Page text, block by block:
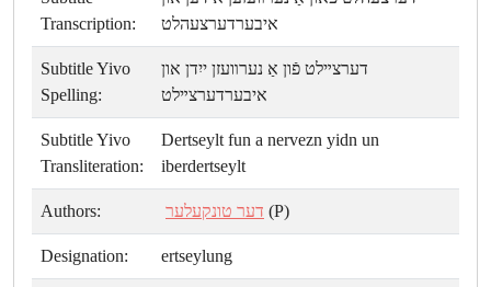
Transcription:
איבערדערצעהלט
Subtitle Yivo
Spelling:
דערצײלט פֿון אַ נערװעזן ייִדן און
איבערדערצײלט
Subtitle Yivo
Transliteration:
Dertseylt fun a nervezn yidn un
iberdertseylt
Authors: דער טונקעלער (P)
Designation: ertseylung